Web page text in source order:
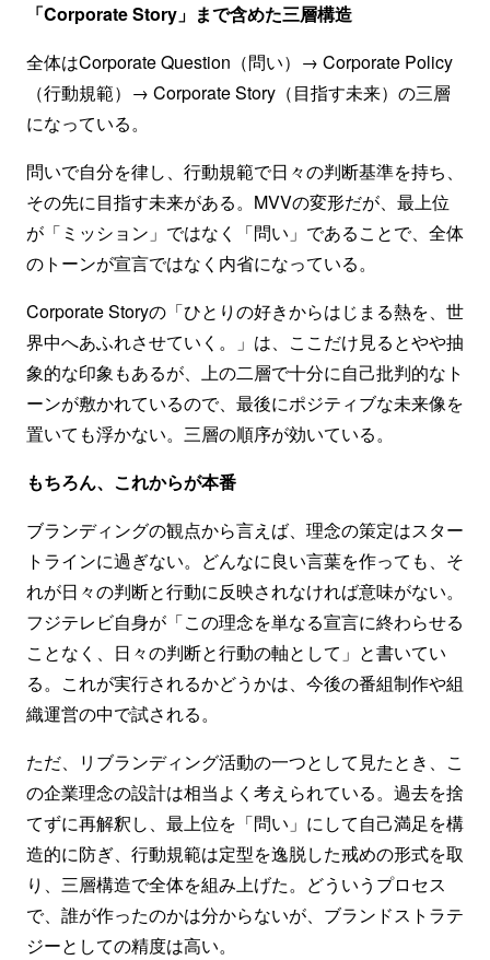
「Corporate Story」まで含めた三層構造
全体はCorporate Question（問い）→ Corporate Policy
（行動規範）→ Corporate Story（目指す未来）の三層
になっている。
問いで自分を律し、行動規範で日々の判断基準を持ち、
その先に目指す未来がある。MVVの変形だが、最上位
が「ミッション」ではなく「問い」であることで、全体
のトーンが宣言ではなく内省になっている。
Corporate Storyの「ひとりの好きからはじまる熱を、世
界中へあふれさせていく。」は、ここだけ見るとやや抽
象的な印象もあるが、上の二層で十分に自己批判的なト
ーンが敷かれているので、最後にポジティブな未来像を
置いても浮かない。三層の順序が効いている。
もちろん、これからが本番
ブランディングの観点から言えば、理念の策定はスター
トラインに過ぎない。どんなに良い言葉を作っても、そ
れが日々の判断と行動に反映されなければ意味がない。
フジテレビ自身が「この理念を単なる宣言に終わらせる
ことなく、日々の判断と行動の軸として」と書いてい
る。これが実行されるかどうかは、今後の番組制作や組
織運営の中で試される。
ただ、リブランディング活動の一つとして見たとき、こ
の企業理念の設計は相当よく考えられている。過去を捨
てずに再解釈し、最上位を「問い」にして自己満足を構
造的に防ぎ、行動規範は定型を逸脱した戒めの形式を取
り、三層構造で全体を組み上げた。どういうプロセス
で、誰が作ったのかは分からないが、ブランドストラテ
ジーとしての精度は高い。